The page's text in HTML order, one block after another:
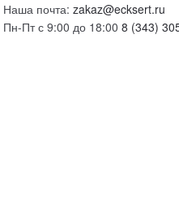
Наша почта: zakaz@ecksert.ru
Пн-Пт с 9:00 до 18:00 8 (343)